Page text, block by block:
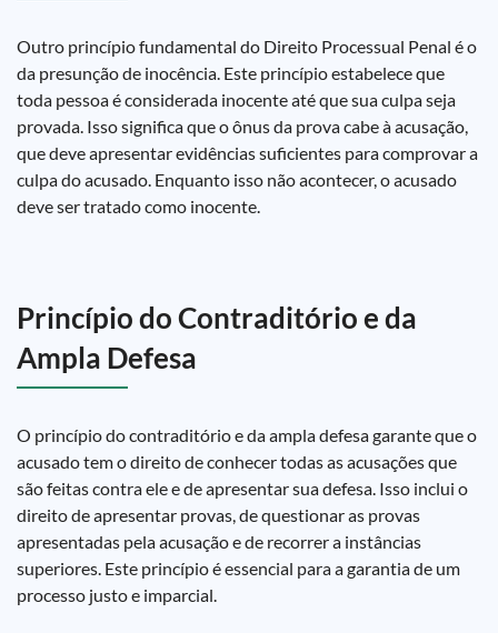
Outro princípio fundamental do Direito Processual Penal é o
da presunção de inocência. Este princípio estabelece que
toda pessoa é considerada inocente até que sua culpa seja
provada. Isso significa que o ônus da prova cabe à acusação,
que deve apresentar evidências suficientes para comprovar a
culpa do acusado. Enquanto isso não acontecer, o acusado
deve ser tratado como inocente.
Princípio do Contraditório e da
Ampla Defesa
O princípio do contraditório e da ampla defesa garante que o
acusado tem o direito de conhecer todas as acusações que
são feitas contra ele e de apresentar sua defesa. Isso inclui o
direito de apresentar provas, de questionar as provas
apresentadas pela acusação e de recorrer a instâncias
superiores. Este princípio é essencial para a garantia de um
processo justo e imparcial.